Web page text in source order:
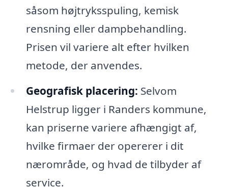
såsom højtryksspuling, kemisk
rensning eller dampbehandling.
Prisen vil variere alt efter hvilken
metode, der anvendes.
Geografisk placering: Selvom
Helstrup ligger i Randers kommune,
kan priserne variere afhængigt af,
hvilke firmaer der opererer i dit
nærområde, og hvad de tilbyder af
service.